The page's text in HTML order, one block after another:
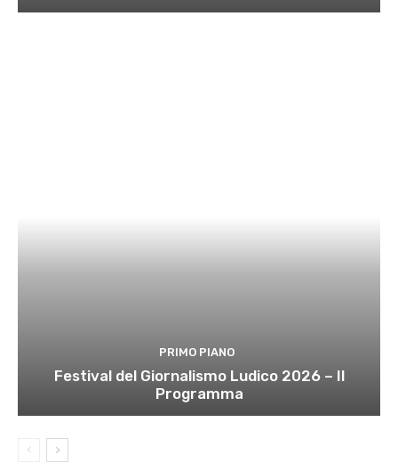
PRIMO PIANO
Festival del Giornalismo Ludico 2026 – Il
Programma